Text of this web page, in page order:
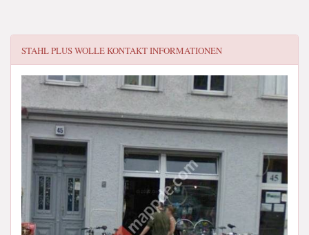
STAHL PLUS WOLLEKONTAKT INFORMATIONEN